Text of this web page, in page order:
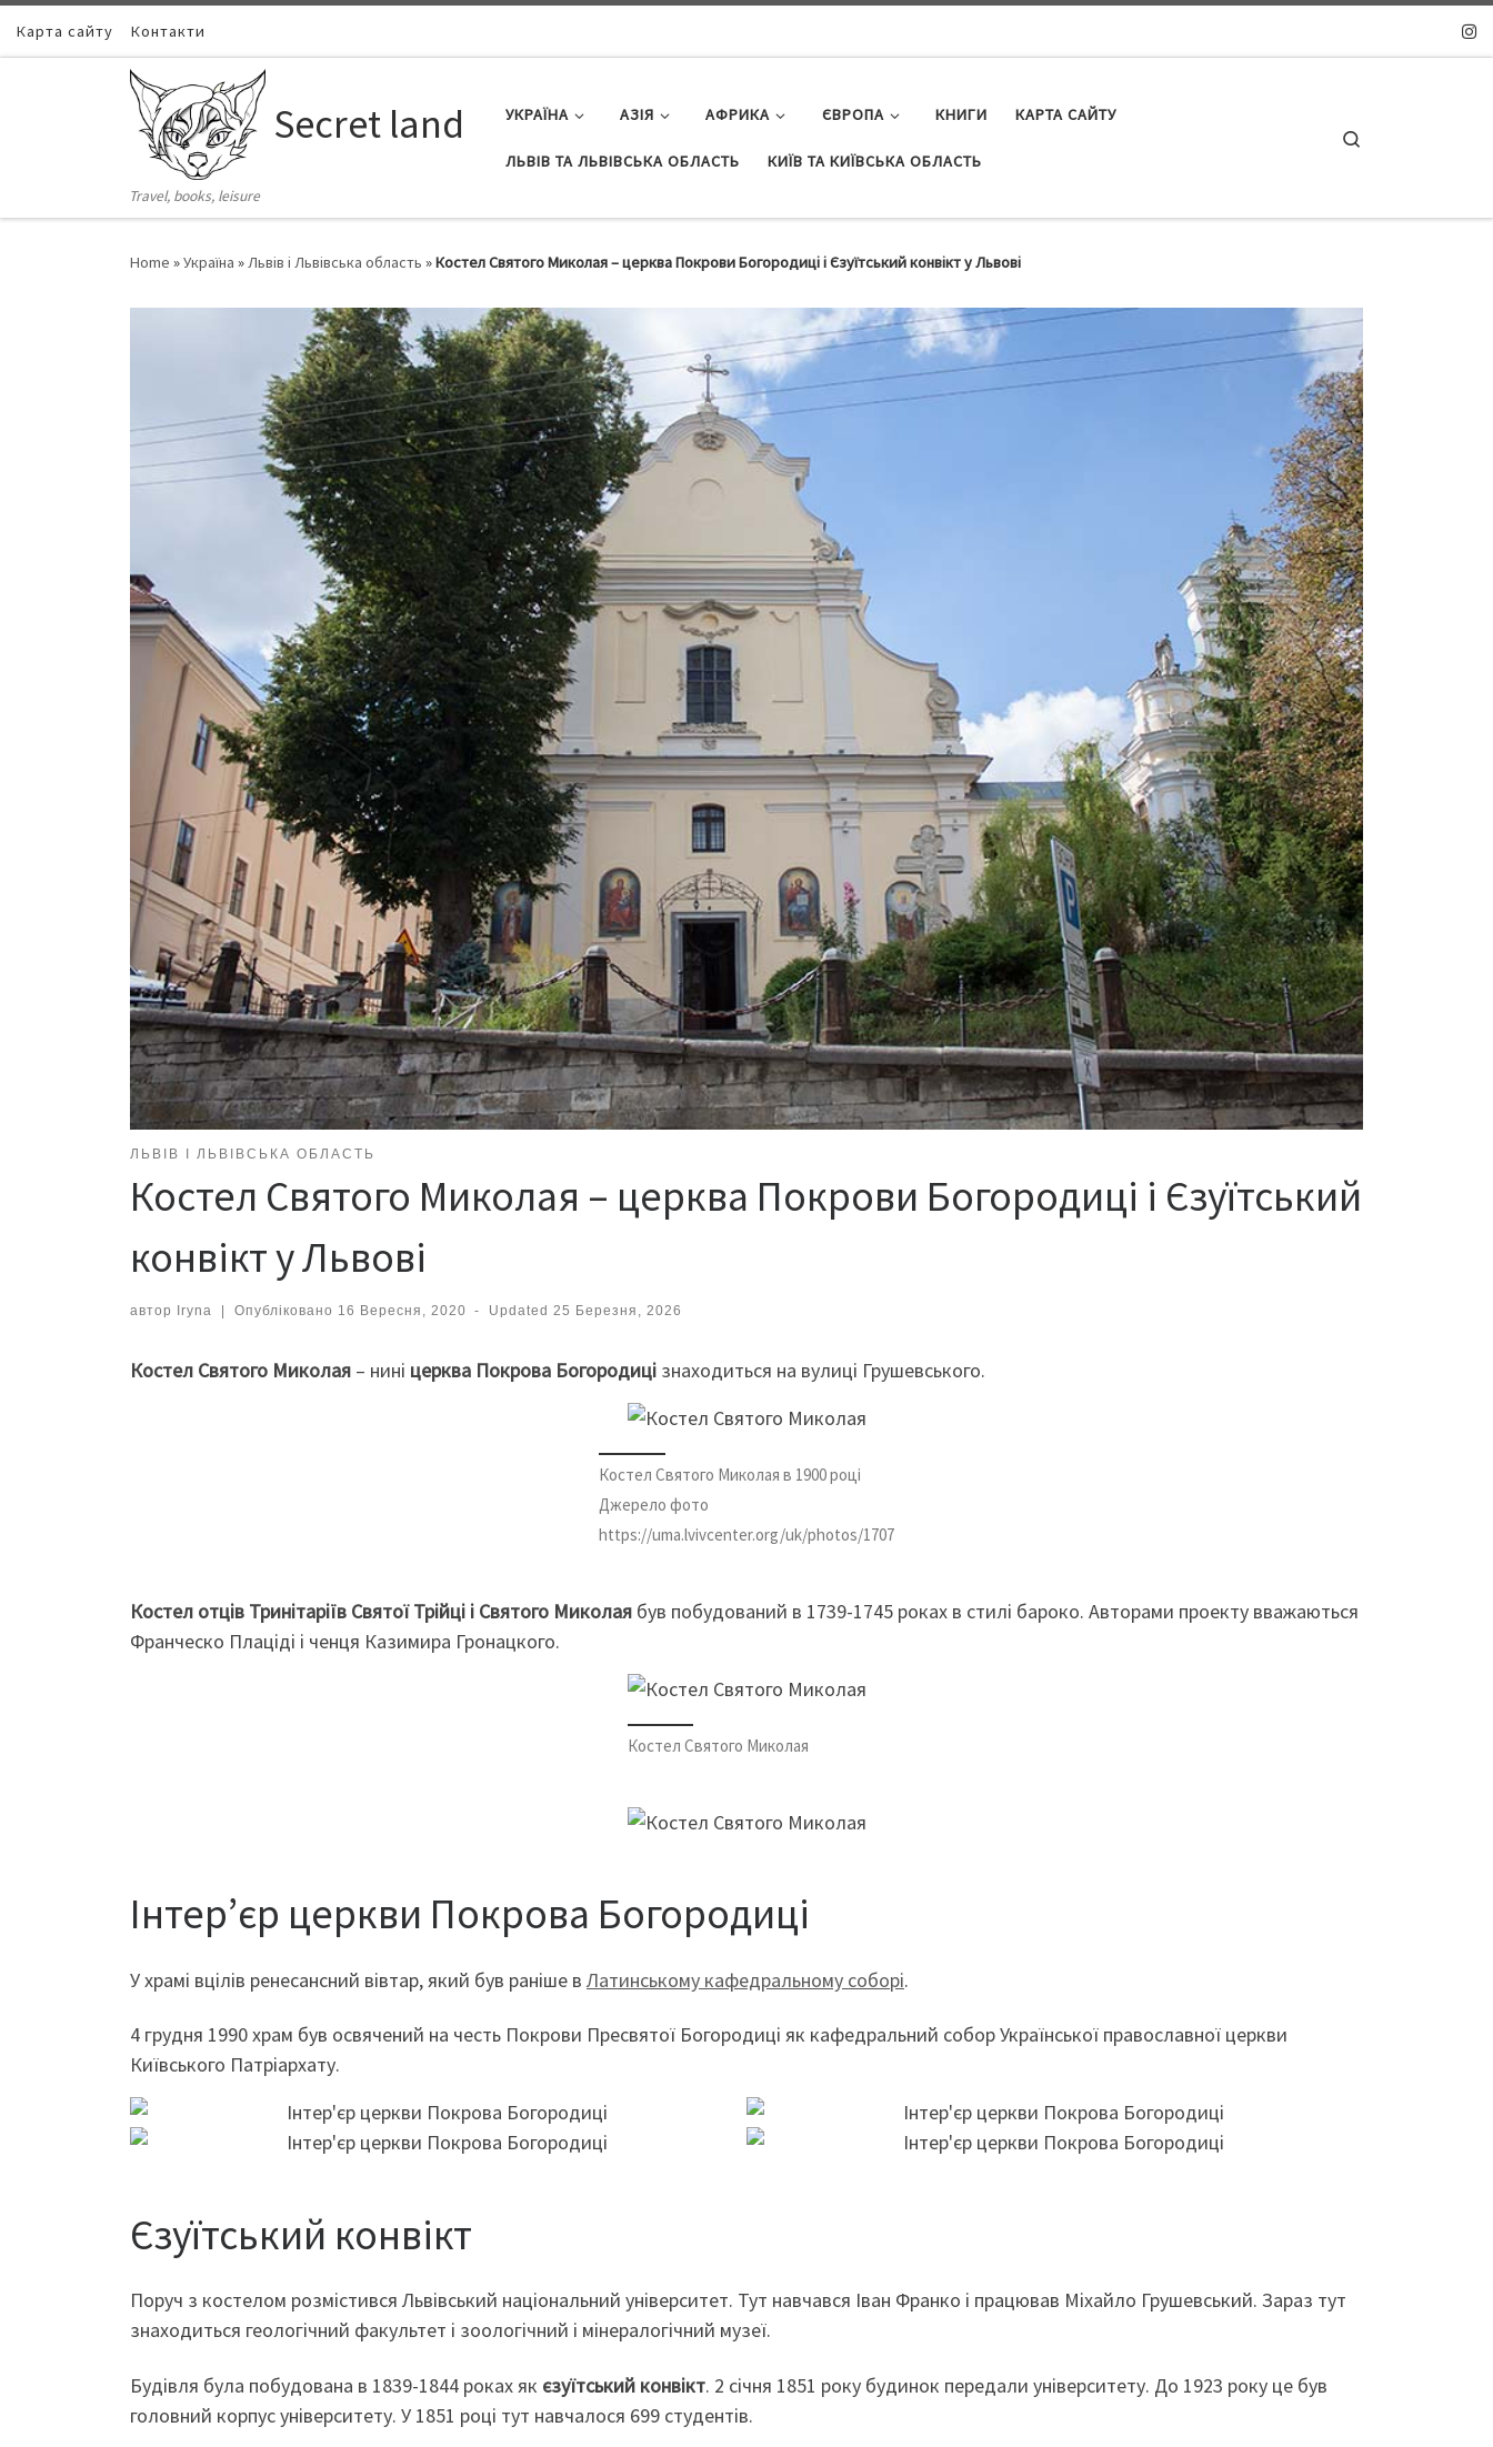
Skip to content
Карта сайту Контакти
Secret land
Travel, books, leisure
УКРАЇНА АЗІЯ АФРИКА ЄВРОПА КНИГИ КАРТА САЙТУ
ЛЬВІВ ТА ЛЬВІВСЬКА ОБЛАСТЬ КИЇВ ТА КИЇВСЬКА ОБЛАСТЬ
Home »Україна »Львів і Львівська область »Костел Святого Миколая – церква Покрови Богородиці і Єзуїтський конвікт у Львові
ЛЬВІВ І ЛЬВІВСЬКА ОБЛАСТЬ
Костел Святого Миколая – церква Покрови Богородиці і Єзуїтський
конвікт у Львові
автор Iryna | Опубліковано 16 Вересня, 2020 - Updated 25 Березня, 2026
Костел Святого Миколая – нині церква Покрова Богородиці знаходиться на вулиці Грушевського.
Костел Святого Миколая в 1900 році
Джерело фото
https://uma.lvivcenter.org/uk/photos/1707
Костел отців Тринітаріїв Святої Трійці і Святого Миколая був побудований в 1739-1745 роках в стилі бароко. Авторами проекту вважаються
Франческо Плаціді і ченця Казимира Гронацкого.
Костел Святого Миколая
Інтер’єр церкви Покрова Богородиці
У храмі вцілів ренесансний вівтар, який був раніше в Латинському кафедральному соборі.
4 грудня 1990 храм був освячений на честь Покрови Пресвятої Богородиці як кафедральний собор Української православної церкви
Київського Патріархату.
Єзуїтський конвікт
Поруч з костелом розмістився Львівський національний університет. Тут навчався Іван Франко і працював Міхайло Грушевський. Зараз тут
знаходиться геологічний факультет і зоологічний і мінералогічний музеї.
Будівля була побудована в 1839-1844 роках як єзуїтський конвікт. 2 січня 1851 року будинок передали університету. До 1923 року це був
головний корпус університету. У 1851 році тут навчалося 699 студентів.